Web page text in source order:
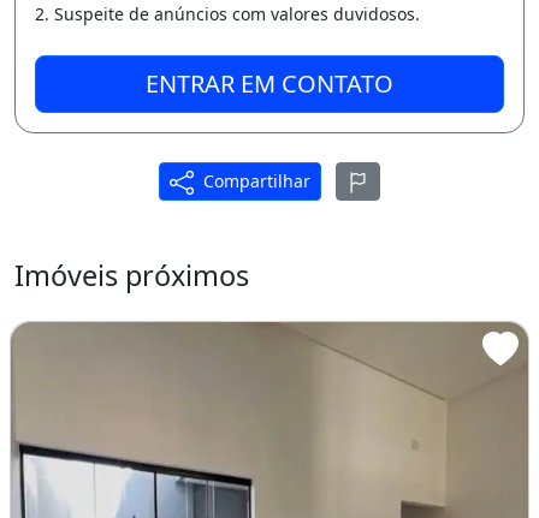
2. Suspeite de anúncios com valores duvidosos.
ENTRAR EM CONTATO
Compartilhar
Imóveis próximos